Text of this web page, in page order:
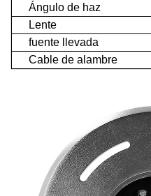
Ángulo de haz
Lente
fuente llevada
Cable de alambre